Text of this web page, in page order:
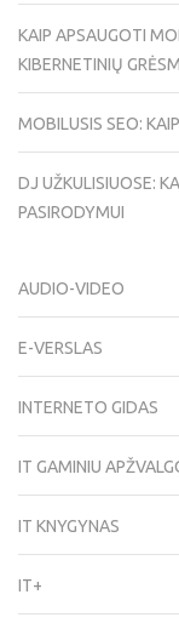
KAIP APSAUGOTI
KIBERNETINIŲ
MOBILUSIS SEO:
DJ UŽKULISIUOSE:
PASIRODYMUI
AUDIO-VIDEO
E-VERSLAS
INTERNETO GIDAS
IT GAMINIU
IT KNYGYNAS
IT+